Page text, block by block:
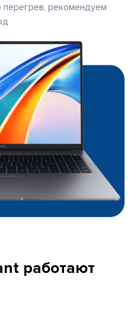
перегрев, рекомендуем
работают